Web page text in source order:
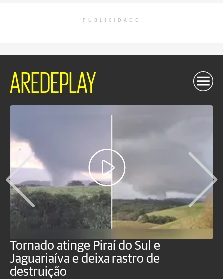
PUBLICIDADE
AREDEPLAY
Tornado atinge Piraí do Sul e
Jaguariaíva e deixa rastro de
destruição